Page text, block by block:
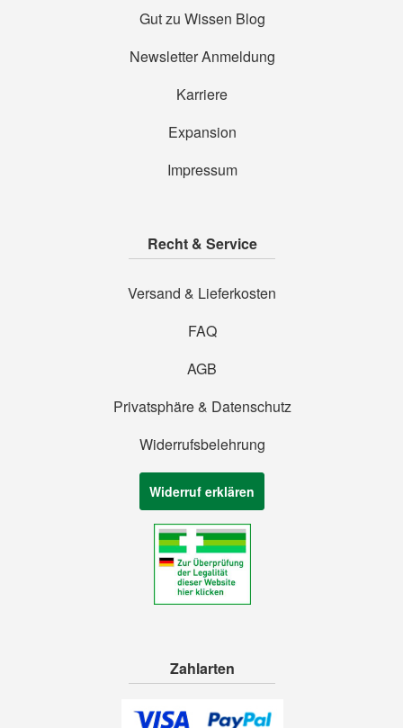
Gut zu Wissen Blog
Newsletter Anmeldung
Karriere
Expansion
Impressum
Recht & Service
Versand & Lieferkosten
FAQ
AGB
Privatsphäre & Datenschutz
Widerrufsbelehrung
Widerruf erklären
Zahlarten